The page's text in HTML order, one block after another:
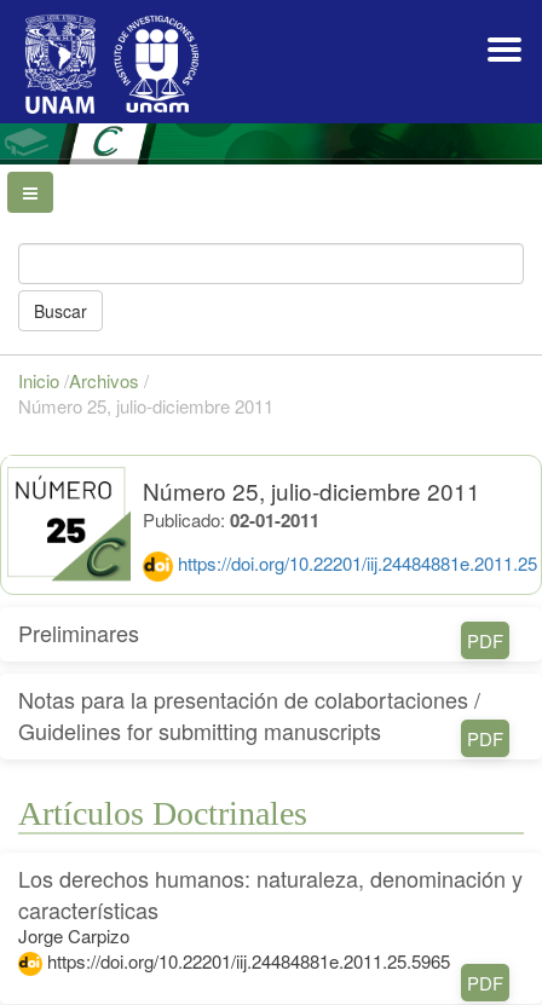
Navegación
principal
Contenido
principal
Barra
lateral
Buscar
Inicio/Archivos /
Número 25, julio-diciembre 2011
Número 25, julio-diciembre 2011
Publicado: 02-01-2011
https://doi.org/10.22201/iij.24484881e.2011.25
Preliminares PDF
Notas para la presentación de colabortaciones /
Guidelines for submitting manuscripts
PDF
Artículos Doctrinales
Los derechos humanos: naturaleza, denominación y
características
Jorge Carpizo
https://doi.org/10.22201/iij.24484881e.2011.25.5965
PDF